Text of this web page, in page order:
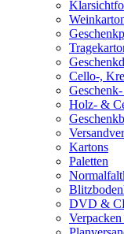
Cello-,
Holz- &
Kartons
Paletten
DVD &